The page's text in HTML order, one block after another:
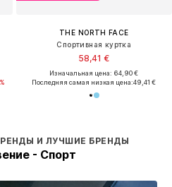
THE NORTH FACE
Спортивная куртка
58,41 €
Изначальная цена: 64,90 €
Последняя самая низкая цена:49,41 €
И ЛУЧШИЕ БРЕНДЫ
- Спорт